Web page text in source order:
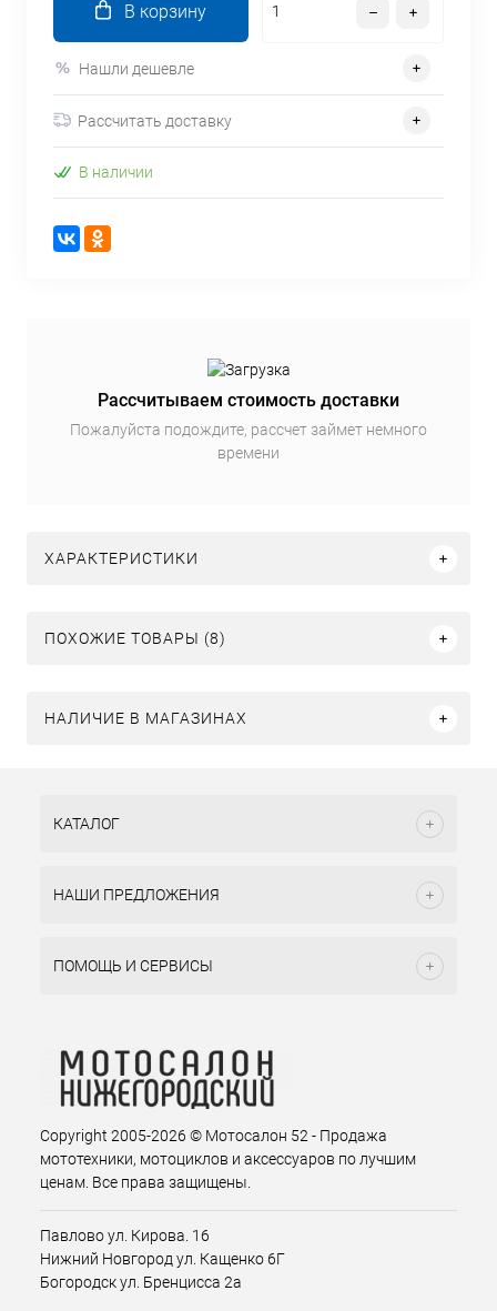
В корзину
Нашли дешевле
Рассчитать доставку
В наличии
Рассчитываем стоимость доставки
Пожалуйста подождите, рассчет займет немного
времени
ХАРАКТЕРИСТИКИ
ПОХОЖИЕ ТОВАРЫ (8)
НАЛИЧИЕ В МАГАЗИНАХ
КАТАЛОГ
НАШИ ПРЕДЛОЖЕНИЯ
ПОМОЩЬ И СЕРВИСЫ
Copyright 2005-2026 © Мотосалон 52 - Продажа
мототехники, мотоциклов и аксессуаров по лучшим
ценам. Все права защищены.
Павлово ул. Кирова. 16
Нижний Новгород ул. Кащенко 6Г
Богородск ул. Бренцисса 2а